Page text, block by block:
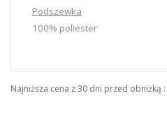
Podszewka
100% poliester
Najniższa cena z 30 dni przed obniżką :